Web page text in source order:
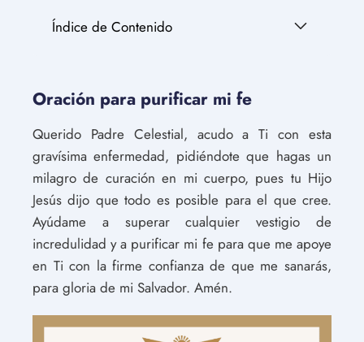
Índice de Contenido
Oración para purificar mi fe
Querido Padre Celestial, acudo a Ti con esta
gravísima enfermedad, pidiéndote que hagas un
milagro de curación en mi cuerpo, pues tu Hijo
Jesús dijo que todo es posible para el que cree.
Ayúdame a superar cualquier vestigio de
incredulidad y a purificar mi fe para que me apoye
en Ti con la firme confianza de que me sanarás,
para gloria de mi Salvador. Amén.